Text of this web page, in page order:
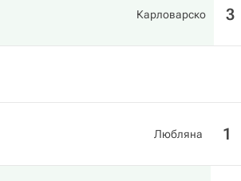
Карловарско 3
Любляна 1